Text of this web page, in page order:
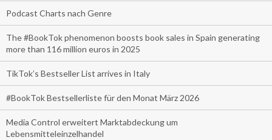
Podcast Charts nach Genre
The #BookTok phenomenon boosts book sales in Spain generating
more than 116 million euros in 2025
TikTok’s Bestseller List arrives in Italy
#BookTok Bestsellerliste für den Monat März 2026
Media Control erweitert Marktabdeckung um
Lebensmitteleinzelhandel